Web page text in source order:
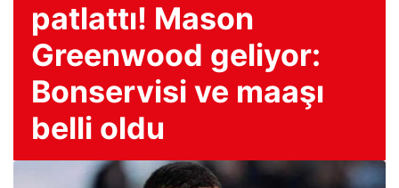
patlattı! Mason
Greenwood geliyor:
Bonservisi ve maaşı
belli oldu